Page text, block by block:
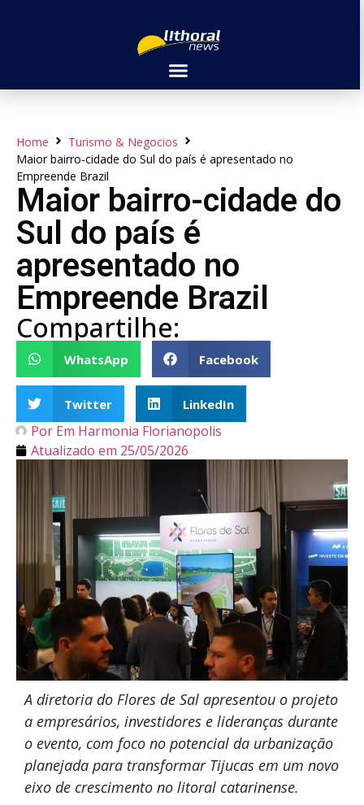
Home
Turismo & Negocios
Maior bairro-cidade do Sul do país é apresentado no
Empreende Brazil
Maior bairro-cidade do
Sul do país é
apresentado no
Empreende Brazil
Compartilhe:
WhatsApp Facebook
Twitter LinkedIn
Por Em Harmonia Florianopolis
Atualizado em 25/05/2026
A diretoria do Flores de Sal apresentou o projeto
a empresários, investidores e lideranças durante
o evento, com foco no potencial da urbanização
planejada para transformar Tijucas em um novo
eixo de crescimento no litoral catarinense.